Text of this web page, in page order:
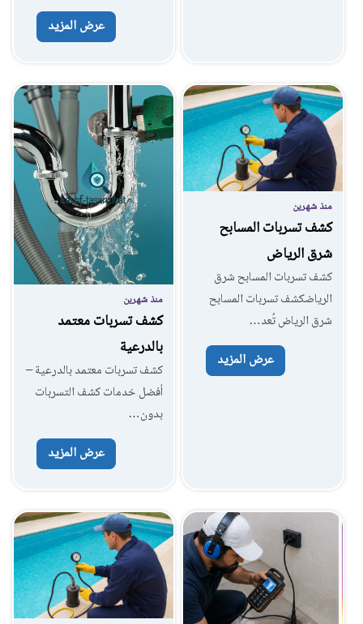
عرض المزيد
منذ شهرين
كشف تسربات المسابح
شرق الرياض
كشف تسربات المسابح شرق
الرياضكشف تسربات المسابح
شرق الرياض تُعد…
عرض المزيد
منذ شهرين
كشف تسربات معتمد
بالدرعية
كشف تسربات معتمد بالدرعية –
أفضل خدمات كشف التسربات
بدون…
عرض المزيد